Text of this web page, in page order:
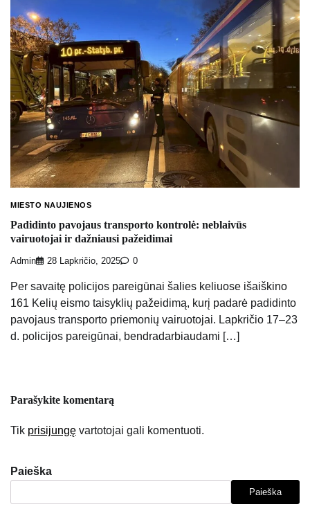
MIESTO NAUJIENOS
Padidinto pavojaus transporto kontrolė: neblaivūs
vairuotojai ir dažniausi pažeidimai
Admin 28 Lapkričio, 2025 0
Per savaitę policijos pareigūnai šalies keliuose išaiškino
161 Kelių eismo taisyklių pažeidimą, kurį padarė padidinto
pavojaus transporto priemonių vairuotojai. Lapkričio 17–23
d. policijos pareigūnai, bendradarbiaudami […]
Parašykite komentarą
Tik prisijungę vartotojai gali komentuoti.
Paieška
Paieška